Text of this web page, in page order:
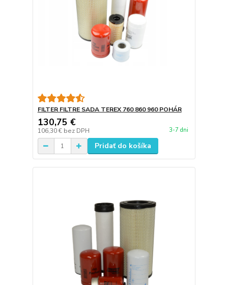
FILTER FILTRE SADA TEREX 760 860 960 POHÁR
130,75 €
106,30 € bez DPH 3-7 dni
Pridať do košíka